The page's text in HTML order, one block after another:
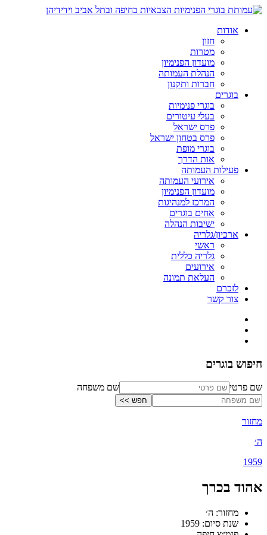
אודות
חזון
מטרות
מועדון הפנימיון
הנהלת העמותה
חברות ותקנון
בוגרים
בוגרי פנימיות
בעלי עיטורים
פרס ישראל
פרס בטחון ישראל
בוגרי מופת
אות הדרך
פעילות העמותה
אירועי העמותה
מועדון הפנימיון
המרכז למנהיגות
אחים בוגרים
ישיבות הנהלה
ארכיון/גלריה
ראשי
גלריה כללית
אירועים
העלאת תמונה
לזכרם
צור קשר
חיפוש בוגרים
שם פרטי שם משפחה
מחזור
ה׳
1959
אהוד בכרך
מחזור: ה׳
שנת סיום: 1959